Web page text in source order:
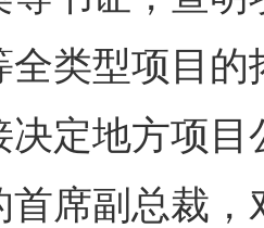
全类型项目
决定地方项
首席副总裁